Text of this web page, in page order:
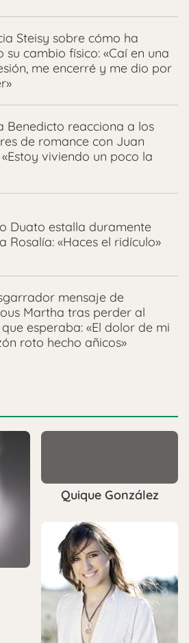
Steisy sobre cómo ha
su cambio físico: «Caí en una
me encerré y me dio por
Benedicto reacciona a los
de romance con Juan
viviendo un poco la
Duato estalla duramente
Rosalía: «Haces el ridículo»
mensaje de
Martha tras perder al
esperaba: «El dolor de mi
roto hecho añicos»
Quique González